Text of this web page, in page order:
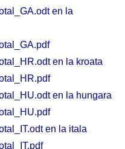
en la
en la kroata
en la hungara
en la itala